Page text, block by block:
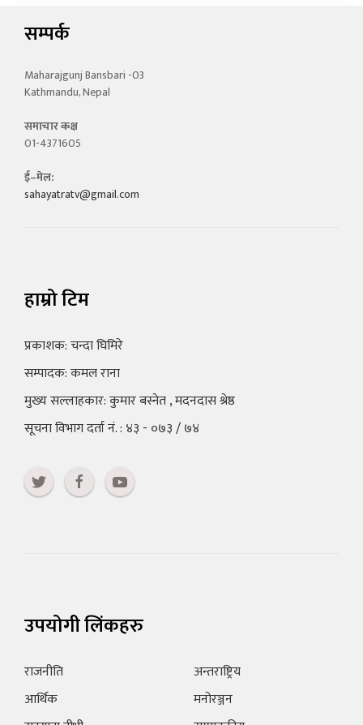
सम्पर्क
Maharajgunj Bansbari -03
Kathmandu, Nepal
समाचार कक्ष
01-4371605
ई–मेल:
sahayatratv@gmail.com
हाम्रो टिम
प्रकाशक: चन्दा घिमिरे
सम्पादक: कमल राना
मुख्य सल्लाहकार: कुमार बस्नेत , मदनदास श्रेष्ठ
सूचना विभाग दर्ता नं. : ४३ - ०७३ / ७४
उपयोगी लिंकहरु
राजनीति
आर्थिक
अन्तराष्ट्रिय
मनोरञ्जन